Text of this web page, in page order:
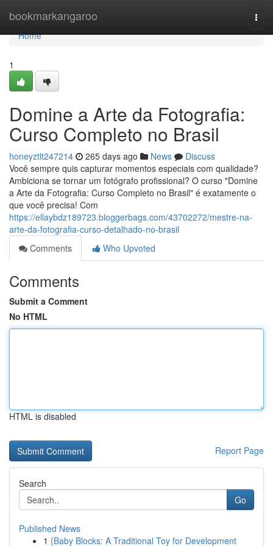
bookmarkangaroo
Home
Home
1
Domine a Arte da Fotografia:
Curso Completo no Brasil
honeyztlt247214 265 days ago News
Discuss
Você sempre quis capturar momentos especiais com qualidade?
Ambiciona se tornar um fotógrafo profissional? O curso "Domine
a Arte da Fotografia: Curso Completo no Brasil" é exatamente o
que você precisa! Com
https://ellaybdz189723.bloggerbags.com/43702272/mestre-na-
arte-da-fotografia-curso-detalhado-no-brasil
Comments
Who Upvoted
Comments
Submit a Comment
No HTML
HTML is disabled
Report Page
Search
Go
Published News
1 {Baby Blocks: A Traditional Toy for Development